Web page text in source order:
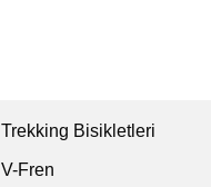
Trekking Bisikletleri
V-Fren